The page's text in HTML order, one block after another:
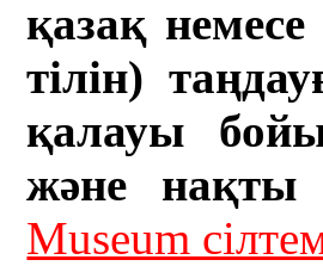
қазақ
тілін)
қалауы
және нақты
Museum